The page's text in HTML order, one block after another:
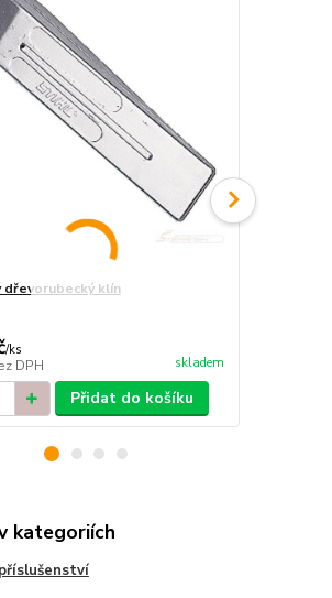
dřevorubecký klín
/ks
DPH skladem
Přidat do košíku
kategoriích